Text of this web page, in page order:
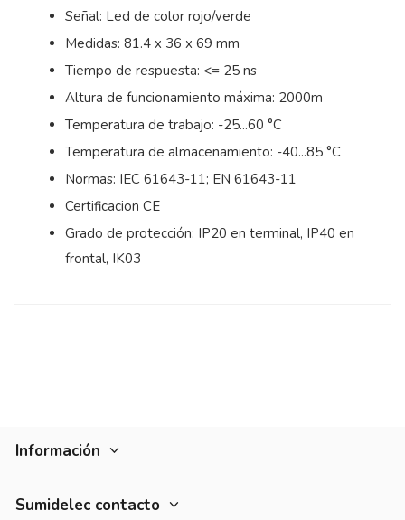
Señal: Led de color rojo/verde
Medidas: 81.4 x 36 x 69 mm
Tiempo de respuesta: <= 25 ns
Altura de funcionamiento máxima: 2000m
Temperatura de trabajo: -25...60 °C
Temperatura de almacenamiento: -40...85 °C
Normas: IEC 61643-11; EN 61643-11
Certificacion CE
Grado de protección: IP20 en terminal, IP40 en
frontal, IK03
3estrellas
Información
Sumidelec contacto